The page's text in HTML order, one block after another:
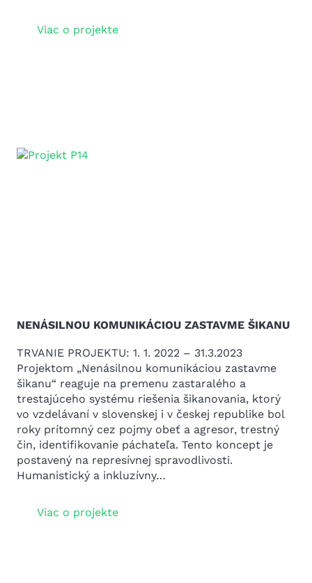
Viac o projekte
NENÁSILNOU KOMUNIKÁCIOU ZASTAVME ŠIKANU
TRVANIE PROJEKTU: 1. 1. 2022 – 31.3.2023
Projektom „Nenásilnou komunikáciou zastavme
šikanu“ reaguje na premenu zastaralého a
trestajúceho systému riešenia šikanovania, ktorý
vo vzdelávaní v slovenskej i v českej republike bol
roky prítomný cez pojmy obeť a agresor, trestný
čin, identifikovanie páchateľa. Tento koncept je
postavený na represívnej spravodlivosti.
Humanistický a inkluzívny…
Viac o projekte